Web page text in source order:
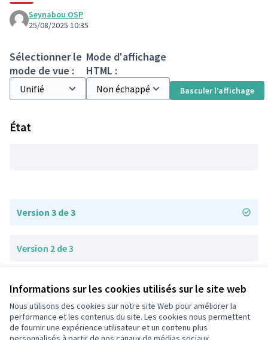
Informations sur les cookies utilisés sur le site web
Nous utilisons des cookies sur notre site Web pour améliorer la
performance et les contenus du site. Les cookies nous permettent
de fournir une expérience utilisateur et un contenu plus
Seynabou OSP
25/08/2025 10:35
Sélectionner le
mode de vue :
Mode d'affichage
HTML :
Basculer l’affichage
État
Version 3 de 3
Version 2 de 3
Version 1 de 3
Conditions d'utilisation